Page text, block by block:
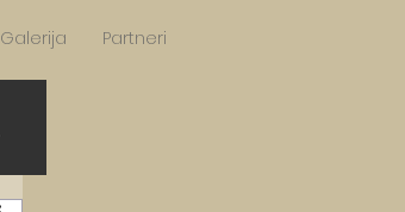
Galerija Partneri